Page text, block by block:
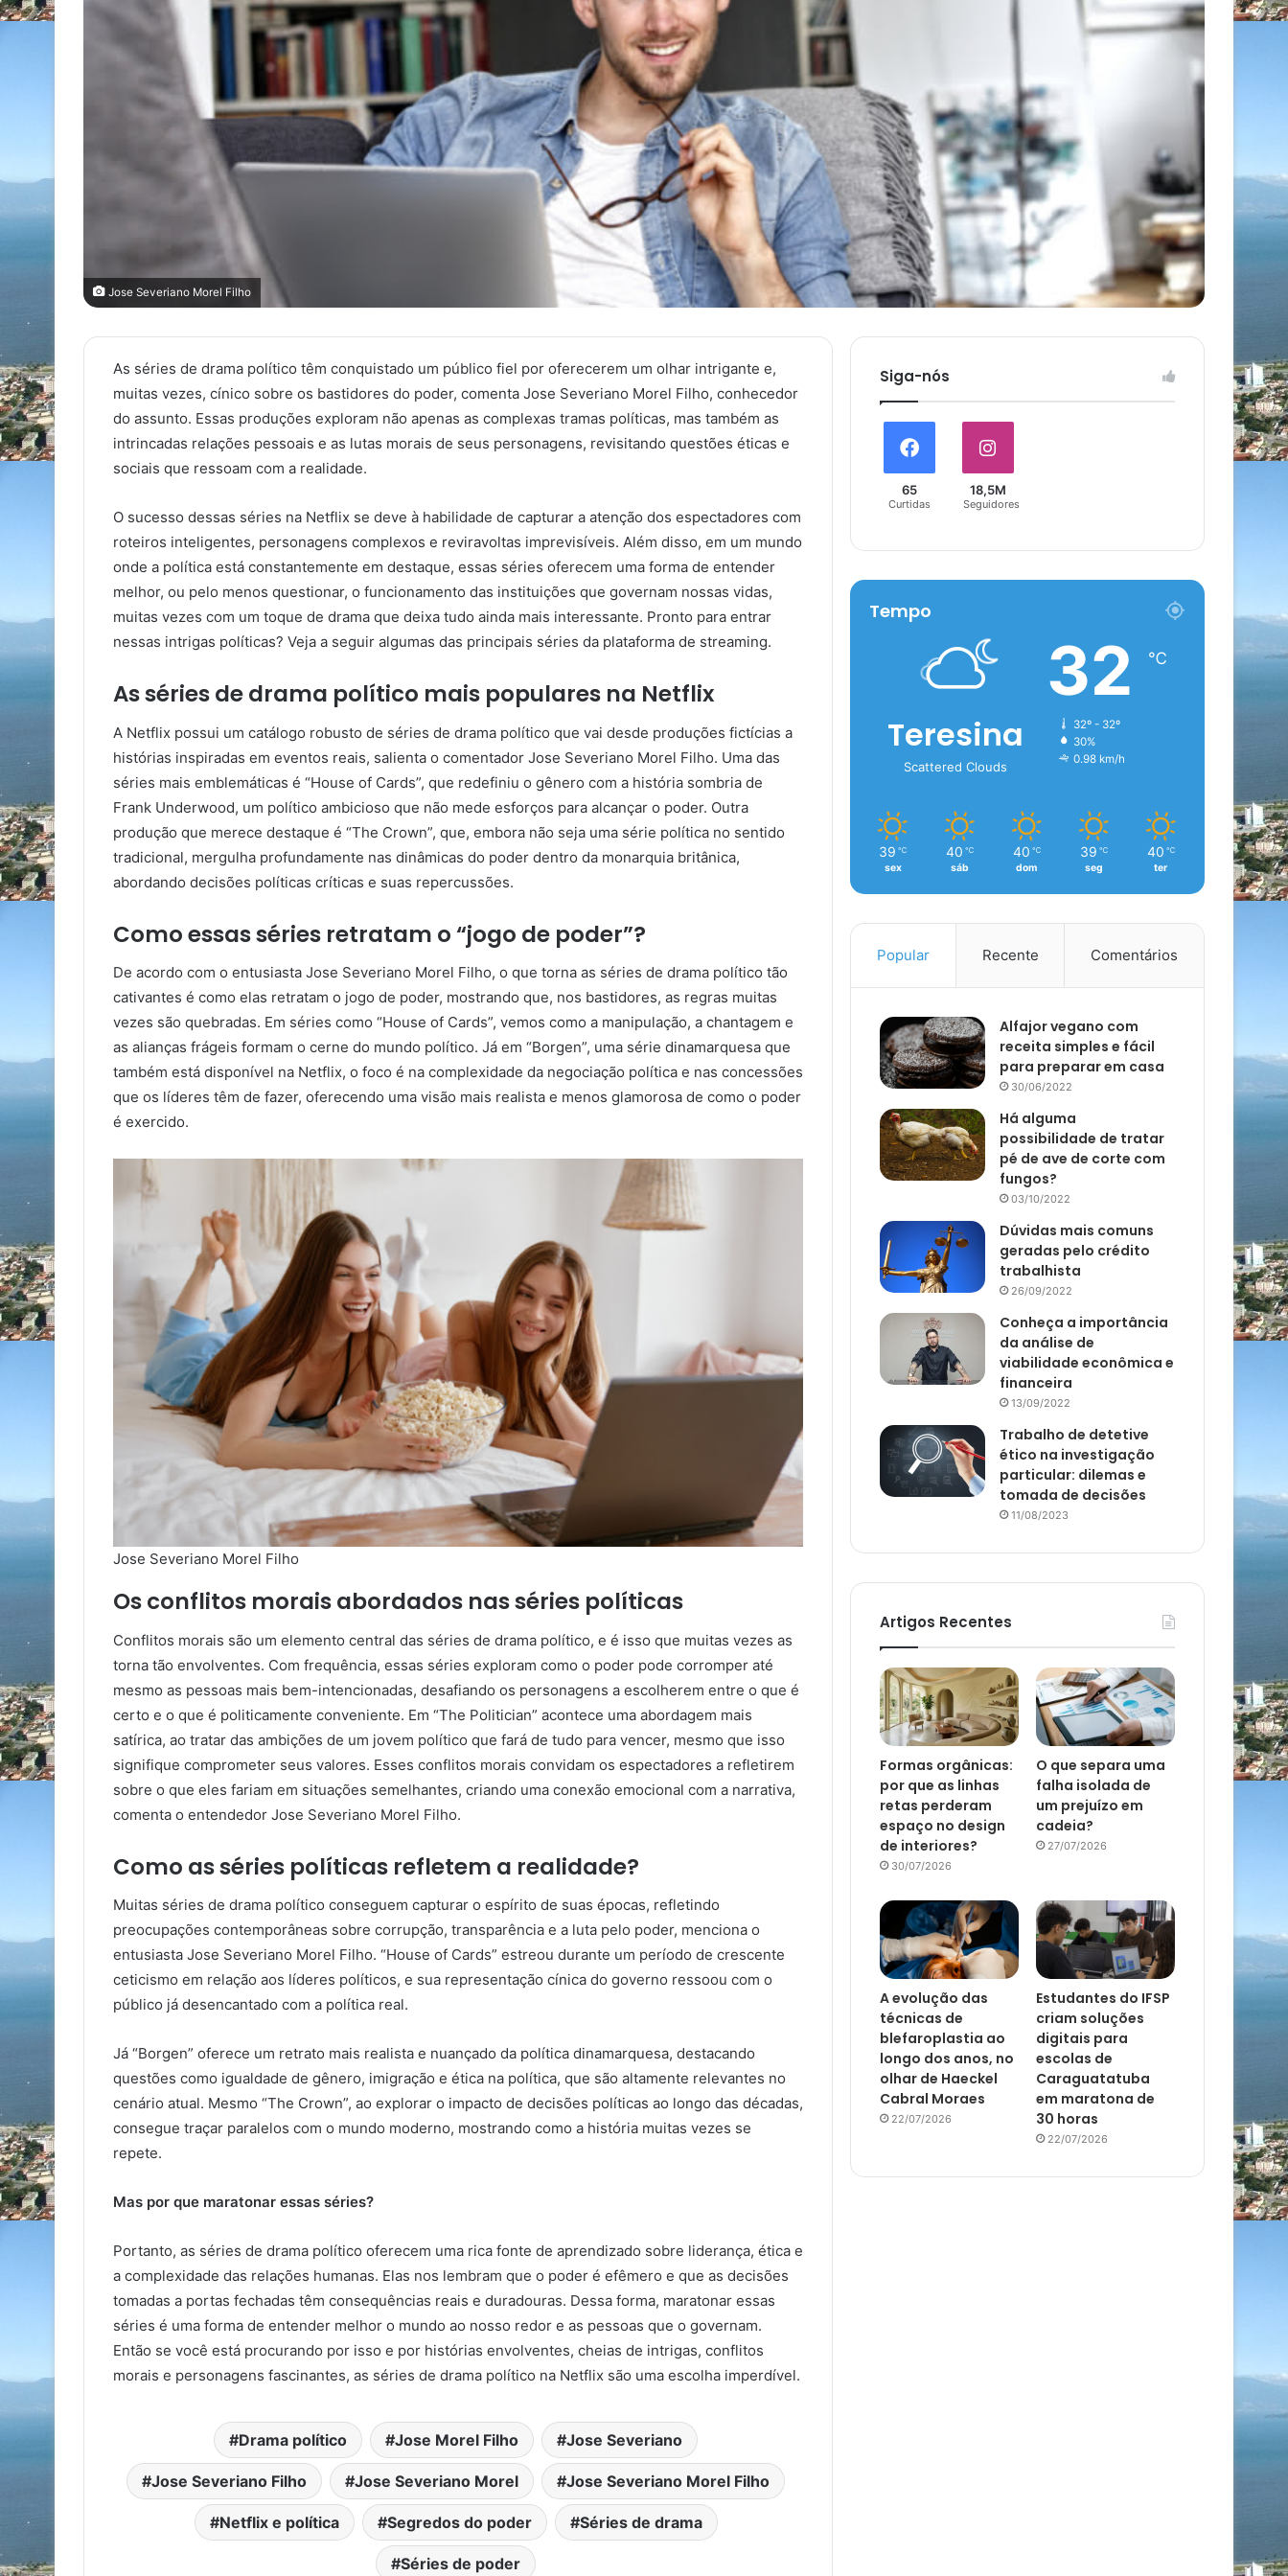
Jose Severiano Morel Filho
As séries de drama político têm conquistado um público fiel por oferecerem um olhar intrigante e,
muitas vezes, cínico sobre os bastidores do poder, comenta Jose Severiano Morel Filho, conhecedor
do assunto. Essas produções exploram não apenas as complexas tramas políticas, mas também as
intrincadas relações pessoais e as lutas morais de seus personagens, revisitando questões éticas e
sociais que ressoam com a realidade.
O sucesso dessas séries na Netflix se deve à habilidade de capturar a atenção dos espectadores com
roteiros inteligentes, personagens complexos e reviravoltas imprevisíveis. Além disso, em um mundo
onde a política está constantemente em destaque, essas séries oferecem uma forma de entender
melhor, ou pelo menos questionar, o funcionamento das instituições que governam nossas vidas,
muitas vezes com um toque de drama que deixa tudo ainda mais interessante. Pronto para entrar
nessas intrigas políticas? Veja a seguir algumas das principais séries da plataforma de streaming.
As séries de drama político mais populares na Netflix
A Netflix possui um catálogo robusto de séries de drama político que vai desde produções fictícias a
histórias inspiradas em eventos reais, salienta o comentador Jose Severiano Morel Filho. Uma das
séries mais emblemáticas é “House of Cards”, que redefiniu o gênero com a história sombria de
Frank Underwood, um político ambicioso que não mede esforços para alcançar o poder. Outra
produção que merece destaque é “The Crown”, que, embora não seja uma série política no sentido
tradicional, mergulha profundamente nas dinâmicas do poder dentro da monarquia britânica,
abordando decisões políticas críticas e suas repercussões.
Como essas séries retratam o “jogo de poder”?
De acordo com o entusiasta Jose Severiano Morel Filho, o que torna as séries de drama político tão
cativantes é como elas retratam o jogo de poder, mostrando que, nos bastidores, as regras muitas
vezes são quebradas. Em séries como “House of Cards”, vemos como a manipulação, a chantagem e
as alianças frágeis formam o cerne do mundo político. Já em “Borgen”, uma série dinamarquesa que
também está disponível na Netflix, o foco é na complexidade da negociação política e nas concessões
que os líderes têm de fazer, oferecendo uma visão mais realista e menos glamorosa de como o poder
é exercido.
Jose Severiano Morel Filho
Os conflitos morais abordados nas séries políticas
Conflitos morais são um elemento central das séries de drama político, e é isso que muitas vezes as
torna tão envolventes. Com frequência, essas séries exploram como o poder pode corromper até
mesmo as pessoas mais bem-intencionadas, desafiando os personagens a escolherem entre o que é
certo e o que é politicamente conveniente. Em “The Politician” acontece uma abordagem mais
satírica, ao tratar das ambições de um jovem político que fará de tudo para vencer, mesmo que isso
signifique comprometer seus valores. Esses conflitos morais convidam os espectadores a refletirem
sobre o que eles fariam em situações semelhantes, criando uma conexão emocional com a narrativa,
comenta o entendedor Jose Severiano Morel Filho.
Como as séries políticas refletem a realidade?
Muitas séries de drama político conseguem capturar o espírito de suas épocas, refletindo
preocupações contemporâneas sobre corrupção, transparência e a luta pelo poder, menciona o
entusiasta Jose Severiano Morel Filho. “House of Cards” estreou durante um período de crescente
ceticismo em relação aos líderes políticos, e sua representação cínica do governo ressoou com o
público já desencantado com a política real.
Já “Borgen” oferece um retrato mais realista e nuançado da política dinamarquesa, destacando
questões como igualdade de gênero, imigração e ética na política, que são altamente relevantes no
cenário atual. Mesmo “The Crown”, ao explorar o impacto de decisões políticas ao longo das décadas,
consegue traçar paralelos com o mundo moderno, mostrando como a história muitas vezes se
repete.
Mas por que maratonar essas séries?
Portanto, as séries de drama político oferecem uma rica fonte de aprendizado sobre liderança, ética e
a complexidade das relações humanas. Elas nos lembram que o poder é efêmero e que as decisões
tomadas a portas fechadas têm consequências reais e duradouras. Dessa forma, maratonar essas
séries é uma forma de entender melhor o mundo ao nosso redor e as pessoas que o governam.
Então se você está procurando por isso e por histórias envolventes, cheias de intrigas, conflitos
morais e personagens fascinantes, as séries de drama político na Netflix são uma escolha imperdível.
Drama político Jose Morel Filho Jose Severiano
Jose Severiano Filho Jose Severiano Morel Jose Severiano Morel Filho
Netflix e política Segredos do poder Séries de drama
Séries de poder
Siga-nós
65
Curtidas
18,5M
Seguidores
Tempo
Teresina
Scattered Clouds
32 ℃
32º - 32º
30%
0.98 km/h
39 ℃
sex
40 ℃
sáb
40 ℃
dom
39 ℃
seg
40 ℃
ter
Popular Recente Comentários
Alfajor vegano com
receita simples e fácil
para preparar em casa
30/06/2022
Há alguma
possibilidade de tratar
pé de ave de corte com
fungos?
03/10/2022
Dúvidas mais comuns
geradas pelo crédito
trabalhista
26/09/2022
Conheça a importância
da análise de
viabilidade econômica e
financeira
13/09/2022
Trabalho de detetive
ético na investigação
particular: dilemas e
tomada de decisões
11/08/2023
Artigos Recentes
Formas orgânicas:
por que as linhas
retas perderam
espaço no design
de interiores?
30/07/2026
O que separa uma
falha isolada de
um prejuízo em
cadeia?
27/07/2026
A evolução das
técnicas de
blefaroplastia ao
longo dos anos, no
olhar de Haeckel
Cabral Moraes
22/07/2026
Estudantes do IFSP
criam soluções
digitais para
escolas de
Caraguatatuba
em maratona de
30 horas
22/07/2026